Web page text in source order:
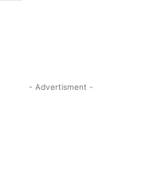
- Advertisment -